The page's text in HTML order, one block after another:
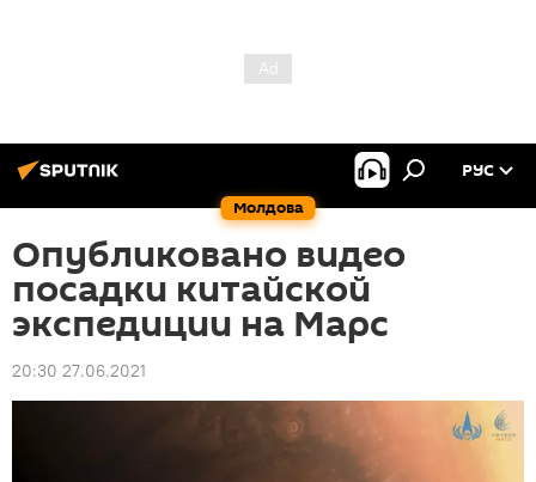
Молдова
РУС
Опубликовано видео
посадки китайской
экспедиции на Марс
20:30 27.06.2021